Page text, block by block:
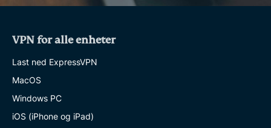
VPN for alle enheter
Last ned ExpressVPN
MacOS
Windows PC
iOS (iPhone og iPad)